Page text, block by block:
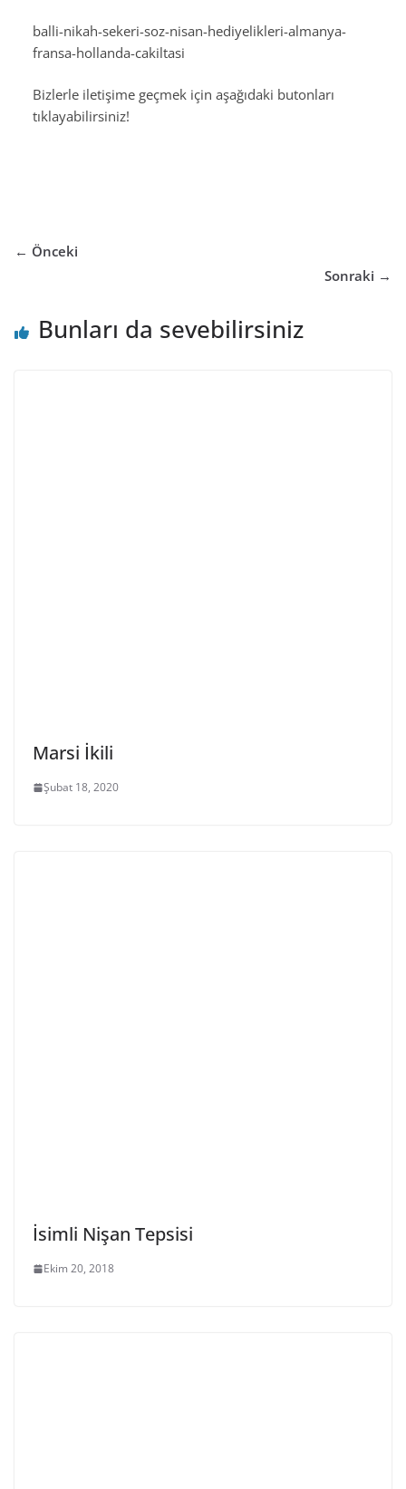
balli-nikah-sekeri-soz-nisan-hediyelikleri-almanya-
fransa-hollanda-cakiltasi
Bizlerle iletişime geçmek için aşağıdaki butonları
tıklayabilirsiniz!
← Önceki
Sonraki →
Bunları da sevebilirsiniz
Marsi İkili
Şubat 18, 2020
İsimli Nişan Tepsisi
Ekim 20, 2018